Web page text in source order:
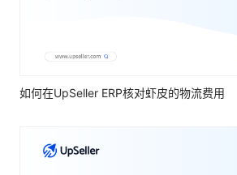
如何在UpSeller ERP核对虾皮的物流费用